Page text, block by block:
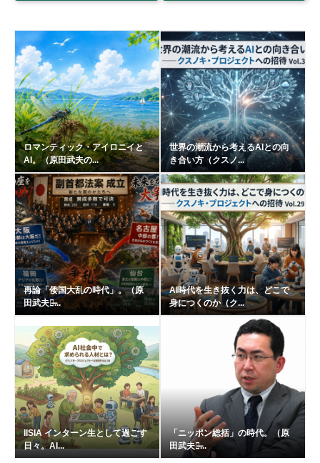
ロマンティック・アイロニイと
AI。（原田武夫の...
世界の潮流から考えるAIとの向
き合い方（クスノ...
再論「倭国大乱の時代」。（原
田武夫の̶...
AI時代を生き抜く力は、どこで
身につくのか（ク...
IISIA インターン生として過ごす
日々。AI...
「ニッポン総括」の時代。（原
田武夫の̶...